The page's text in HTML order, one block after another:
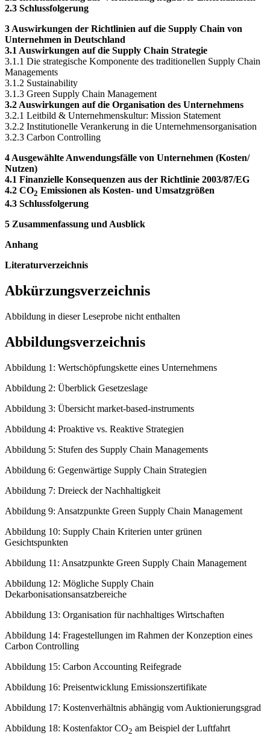
2.1 Überblick der Klimaschutz- und Energiepolitik in Europa
2.3 Schlussfolgerung
3 Auswirkungen der Richtlinien auf die Supply Chain von
Unternehmen in Deutschland
3.1 Auswirkungen auf die Supply Chain Strategie
3.1.1 Die strategische Komponente des traditionellen Supply Chain
Managements
3.1.2 Sustainability
3.1.3 Green Supply Chain Management
3.2 Auswirkungen auf die Organisation des Unternehmens
3.2.1 Leitbild & Unternehmenskultur: Mission Statement
3.2.3 Carbon Controlling
4 Ausgewählte Anwendungsfälle von Unternehmen (Kosten/
Nutzen)
4.1 Finanzielle Konsequenzen aus der Richtlinie 2003/87/EG
Emissionen als Kosten- und Umsatzgrößen
4.3 Schlussfolgerung
5 Zusammenfassung und Ausblick
Anhang
Literaturverzeichnis
Abkürzungsverzeichnis
Abbildung in dieser Leseprobe nicht enthalten
Abbildungsverzeichnis
Abbildung 1: Wertschöpfungskette eines Unternehmens
Abbildung 2: Überblick Gesetzeslage
Abbildung 3: Übersicht market-based-instruments
Abbildung 4: Proaktive vs. Reaktive Strategien
Abbildung 5: Stufen des Supply Chain Managements
Abbildung 6: Gegenwärtige Supply Chain Strategien
Abbildung 7: Dreieck der Nachhaltigkeit
Abbildung 9: Ansatzpunkte Green Supply Chain Management
Gesichtspunkten
Abbildung 11: Ansatzpunkte Green Supply Chain Management
Dekarbonisationsansatzbereiche
Abbildung 13: Organisation für nachhaltiges Wirtschaften
Carbon Controlling
Abbildung 15: Carbon Accounting Reifegrade
Abbildung 16: Preisentwicklung Emissionszertifikate
Abbildung 17: Kostenverhältnis abhängig vom Auktionierungsgrad